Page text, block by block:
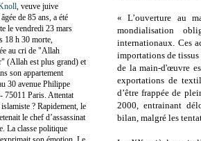
« L’ouverture au
mondialisation
internationaux. Ces
importations de tissus
de la main-d'œuvre
exportations de
d’être frappée de
2000, entrainant
bilan, malgré les
, veuve juive
de 85 ans, a été
le vendredi 23 mars
18 h 30 morte,
au cri de "Allah
(Allah est plus grand) et
son appartement
30 avenue Philippe
75011 Paris. Attentat
? Rapidement, le
le chef d’assassinat
La classe politique